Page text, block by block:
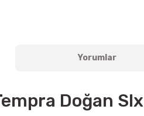
Yorumlar
Doğan Slx